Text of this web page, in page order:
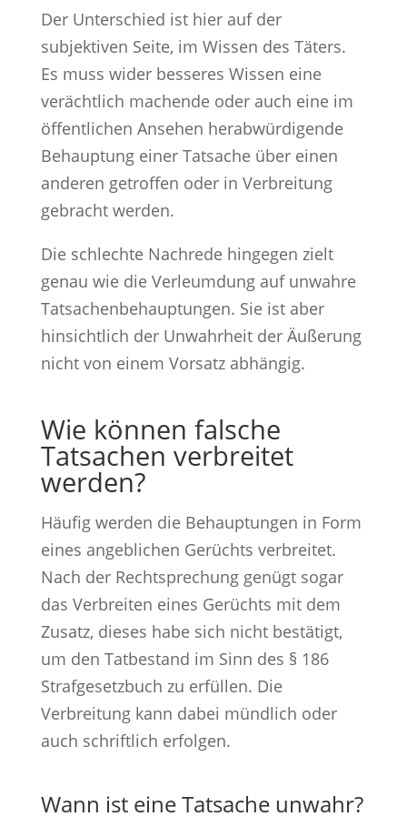
Der Unterschied ist hier auf der
subjektiven Seite, im Wissen des Täters.
Es muss wider besseres Wissen eine
verächtlich machende oder auch eine im
öffentlichen Ansehen herabwürdigende
Behauptung einer Tatsache über einen
anderen getroffen oder in Verbreitung
gebracht werden.
Die schlechte Nachrede hingegen zielt
genau wie die Verleumdung auf unwahre
Tatsachenbehauptungen. Sie ist aber
hinsichtlich der Unwahrheit der Äußerung
nicht von einem Vorsatz abhängig.
Wie können falsche
Tatsachen verbreitet
werden?
Häufig werden die Behauptungen in Form
eines angeblichen Gerüchts verbreitet.
Nach der Rechtsprechung genügt sogar
das Verbreiten eines Gerüchts mit dem
Zusatz, dieses habe sich nicht bestätigt,
um den Tatbestand im Sinn des § 186
Strafgesetzbuch zu erfüllen. Die
Verbreitung kann dabei mündlich oder
auch schriftlich erfolgen.
Wann ist eine Tatsache unwahr?